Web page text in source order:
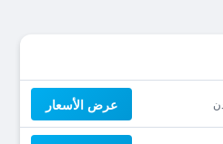
عرض الأسعار